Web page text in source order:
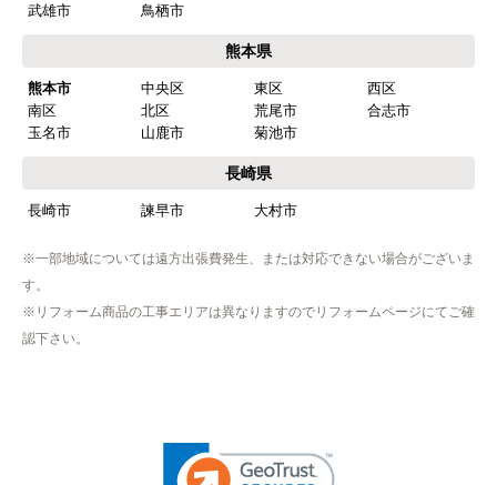
武雄市
鳥栖市
熊本県
熊本市 中央区 東区
西区
南区
北区 荒尾市
合志市
玉名市
山鹿市 菊池市
長崎県
長崎市 諫早市 大村市
※一部地域については遠方出張費発生、または対応できない場合がございま
す。
※リフォーム商品の工事エリアは異なりますのでリフォームページにてご確
認下さい。